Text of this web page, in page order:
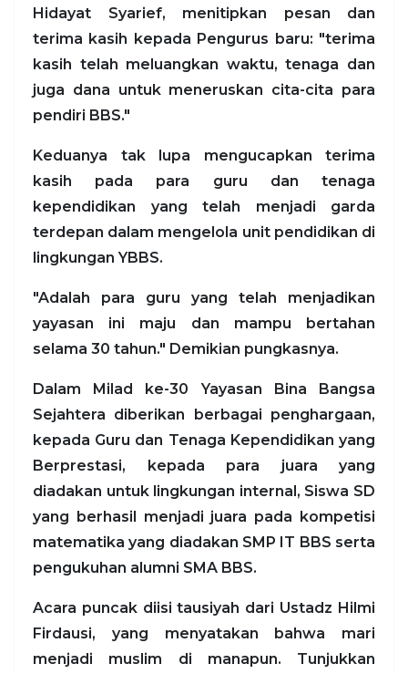
Hidayat Syarief, menitipkan pesan dan
terima kasih kepada Pengurus baru: "terima
kasih telah meluangkan waktu, tenaga dan
juga dana untuk meneruskan cita-cita para
pendiri BBS."
Keduanya tak lupa mengucapkan terima
kasih pada para guru dan tenaga
kependidikan yang telah menjadi garda
terdepan dalam mengelola unit pendidikan di
lingkungan YBBS.
"Adalah para guru yang telah menjadikan
yayasan ini maju dan mampu bertahan
selama 30 tahun." Demikian pungkasnya.
Dalam Milad ke-30 Yayasan Bina Bangsa
Sejahtera diberikan berbagai penghargaan,
kepada Guru dan Tenaga Kependidikan yang
Berprestasi, kepada para juara yang
diadakan untuk lingkungan internal, Siswa SD
yang berhasil menjadi juara pada kompetisi
matematika yang diadakan SMP IT BBS serta
pengukuhan alumni SMA BBS.
Acara puncak diisi tausiyah dari Ustadz Hilmi
Firdausi, yang menyatakan bahwa mari
menjadi muslim di manapun. Tunjukkan